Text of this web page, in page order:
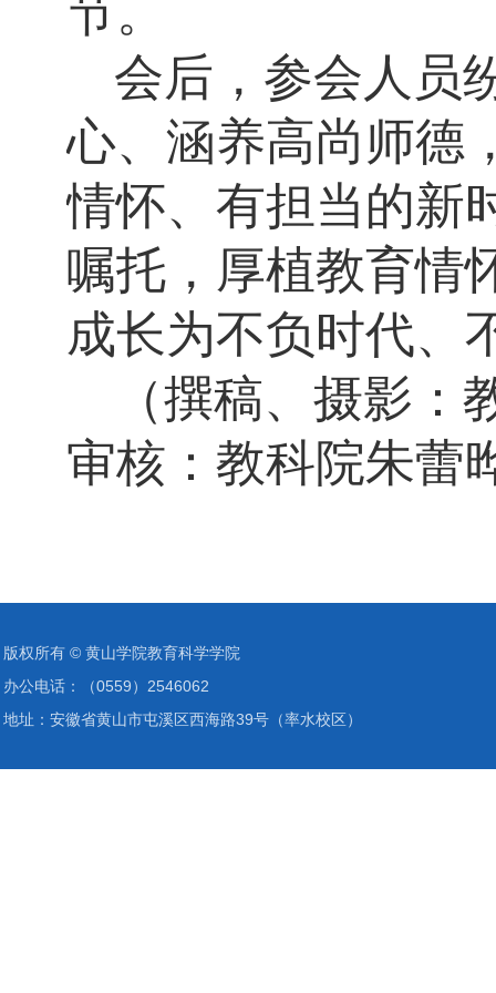
节。
会后，参会人员
心、涵养高尚师德
情怀、有担当的新
嘱托，厚植教育情
成长为不负时代、
（撰稿、摄影
审核：教科院朱蕾
版权所有 ©️ 黄山学院教育科学学院
办公电话：（0559）2546062
地址：安徽省黄山市屯溪区西海路39号（率水校区）